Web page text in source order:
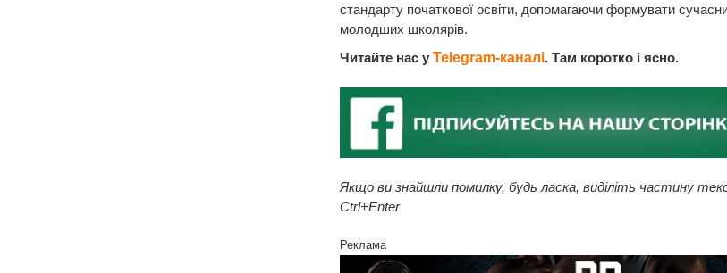
стандарту початкової освіти, допомагаючи формувати
молодших школярів.
Читайте нас у Telegram-каналі. Там коротко і ясно.
Якщо ви знайшли помилку, будь ласка, виділіть частину
Ctrl+Enter
Реклама